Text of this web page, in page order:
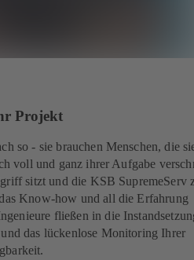
Projekt
so - sie brauchen Menschen, die
voll und ganz ihrer Aufgabe
sitzt und die KSB SupremeServ
Know-how und all die Erfahrung
fließen in die
das lückenlose Monitoring Ihrer